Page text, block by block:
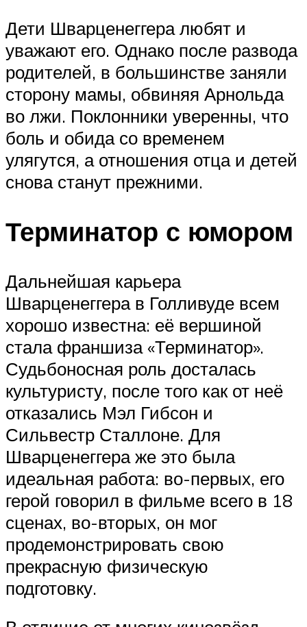
Дети Шварценеггера любят и
уважают его. Однако после развода
родителей, в большинстве заняли
сторону мамы, обвиняя Арнольда
во лжи. Поклонники уверенны, что
боль и обида со временем
улягутся, а отношения отца и детей
снова станут прежними.
Терминатор с юмором
Дальнейшая карьера
Шварценеггера в Голливуде всем
хорошо известна: её вершиной
стала франшиза «Терминатор».
Судьбоносная роль досталась
культуристу, после того как от неё
отказались Мэл Гибсон и
Сильвестр Сталлоне. Для
Шварценеггера же это была
идеальная работа: во-первых, его
герой говорил в фильме всего в 18
сценах, во-вторых, он мог
продемонстрировать свою
прекрасную физическую
подготовку.